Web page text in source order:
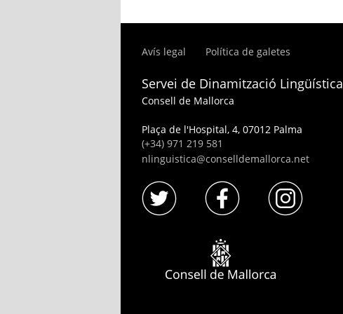
Avís legal Política de galetes
Servei de Dinamització Lingüística
Consell de Mallorca
Plaça de l'Hospital, 4, 07012 Palma
(+34) 971 219 581
nlinguistica@conselldemallorca.net